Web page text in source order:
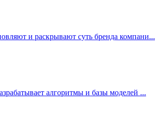
и раскрывают суть бренда компани...
алгоритмы и базы моделей ...